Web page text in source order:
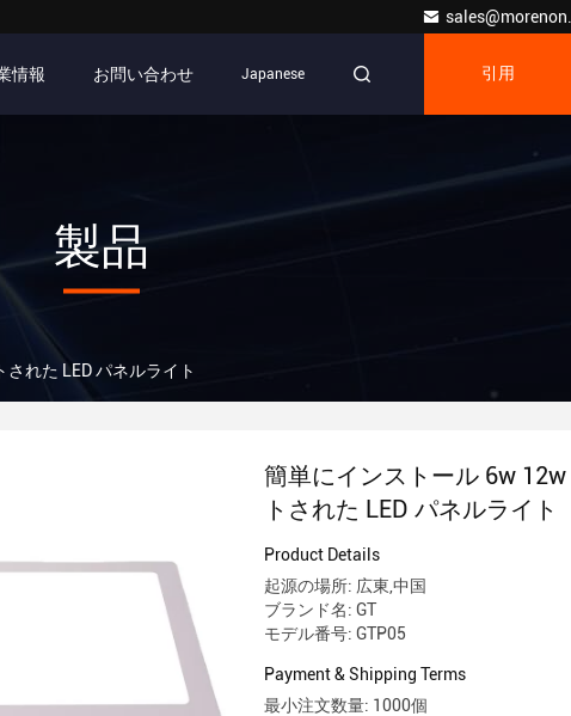
情報 お問い合わせ Japanese 引用
製品
れた LED パネルライト
簡単にインストール 6w
トされた LED パネルライト
Product Details
起源の場所: 広東,中国
ブランド名: GT
モデル番号: GTP05
Payment & Shipping Terms
最小注文数量: 1000個